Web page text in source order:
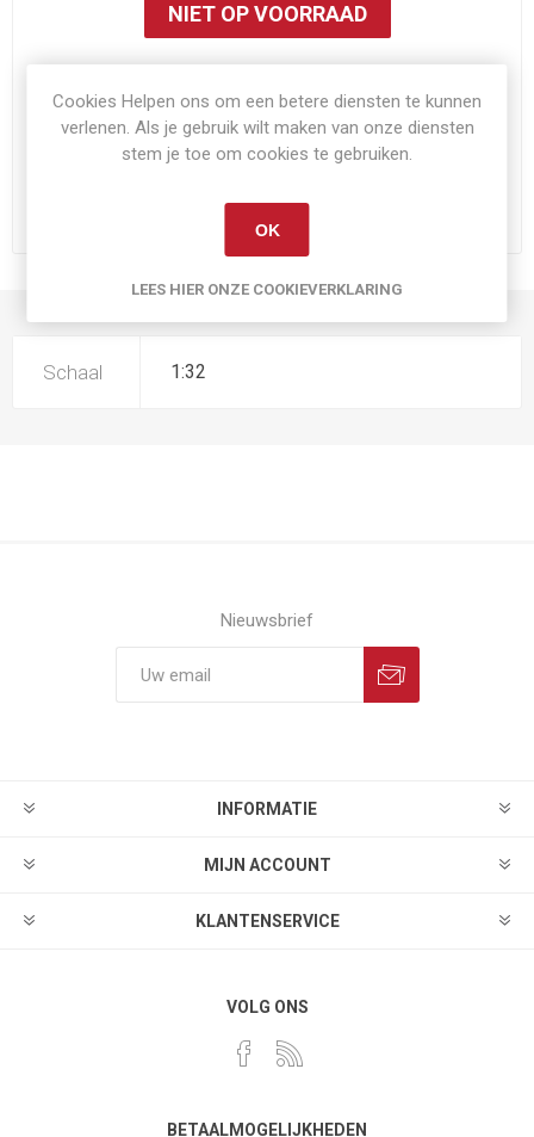
NIET OP VOORRAAD
€39,95
Exclusiefverzenden
Schaal 1:32
Nieuwsbrief
INFORMATIE
MIJN ACCOUNT
KLANTENSERVICE
VOLG ONS
BETAALMOGELIJKHEDEN
Cookies Helpen ons om een betere diensten te kunnen
verlenen. Als je gebruik wilt maken van onze diensten
stem je toe om cookies te gebruiken.
OK
LEES HIER ONZE COOKIEVERKLARING